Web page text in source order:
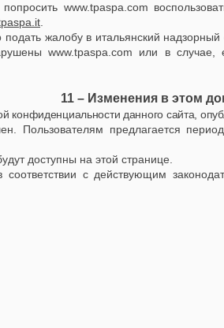
www.tpaspa.com
подать жалобу в итальянский
www.tpaspa.com или в случае,
11 – Изменения в этом
конфиденциальности данного сайта,
Пользователям предлагается
доступны на этой странице.
с действующим